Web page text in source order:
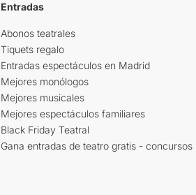
Entradas
Abonos teatrales
Tiquets regalo
Entradas espectáculos en Madrid
Mejores monólogos
Mejores musicales
Mejores espectáculos familiares
Black Friday Teatral
Gana entradas de teatro gratis - concursos